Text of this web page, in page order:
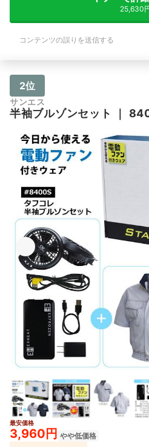
25,630
コンテンツの誤りを送信する
2位
サンエス
半袖ブルゾンセット
最安価格
3,960円 やや低価格